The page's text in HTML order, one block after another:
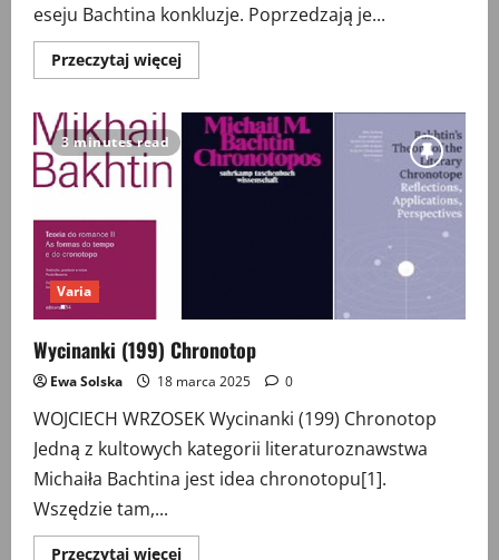
eseju Bachtina konkluzje. Poprzedzają je...
Przeczytaj więcejPrzeczytaj
więcej
(200)
Zdarzenia
w
chronotopie?
3 minutes read
Varia
Wycinanki (199) Chronotop
Ewa Solska 18 marca 2025 0
WOJCIECH WRZOSEK Wycinanki (199) Chronotop
Jedną z kultowych kategorii literaturoznawstwa
Michaiła Bachtina jest idea chronotopu[1].
Wszędzie tam,...
Przeczytaj więcejPrzeczytaj